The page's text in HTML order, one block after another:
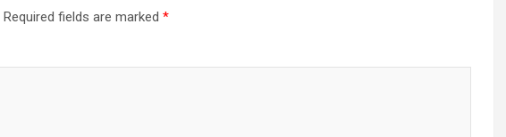
Required fields are marked *